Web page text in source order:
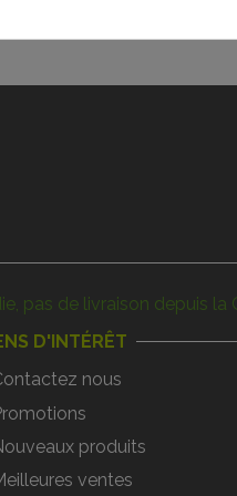
pas de livraison depuis la
D'INTÉRÊT
nous
produits
ventes